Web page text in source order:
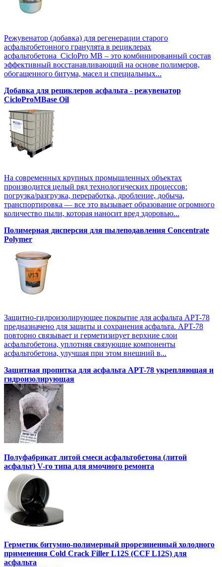
Режувенатор (добавка) для регенерации старого
асфальтобетонного гранулята в рециклерах
асфальтобетона CicloPro MB – это комбинированный состав
эффективный восстанавливающий на основе полимеров,
обогащенного битума, масел и специальных...
Добавка для рециклеров асфальта - режувенатор
CicloProMBase Oil
На современных крупных промышленных объектах
производится целый ряд технологических процессов:
погрузка/разгрузка, переработка, дробление, добыча,
транспортировка — все это вызывает образование огромного
количество пыли, которая наносит вред здоровью...
Полимерная дисперсия для пылеподавления Concentrate
Polymer
Защитно-гидроизолирующее покрытие для асфальта APT-78
предназначено для защиты и сохранения асфальта. APT-78
повторно связывает и герметизирует верхние слои
асфальтобетона, уплотняя связующие компоненты
асфальтобетона, улучшая при этом внешний в...
Защитная пропитка для асфальта APT-78 укрепляющая и
гидроизолирующая
Полуфабрикат литой смеси асфальтобетона (литой
асфальт) V-го типа для ямочного ремонта
Герметик битумно-полимерный прорезиненный холодного
применения Cold Crack Filler L12S (ССF L12S) для
асфальта